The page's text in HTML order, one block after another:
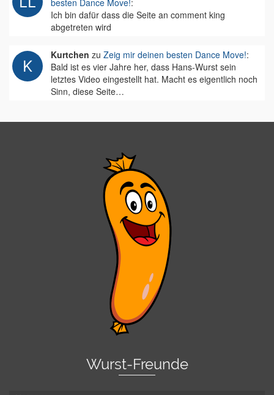
besten Dance Move!:
Ich bin dafür dass die Seite an comment king
abgetreten wird
Kurtchen zu Zeig mir deinen besten Dance Move!:
Bald ist es vier Jahre her, dass Hans-Wurst sein
letztes Video eingestellt hat. Macht es eigentlich noch
Sinn, diese Seite…
Wurst-Freunde